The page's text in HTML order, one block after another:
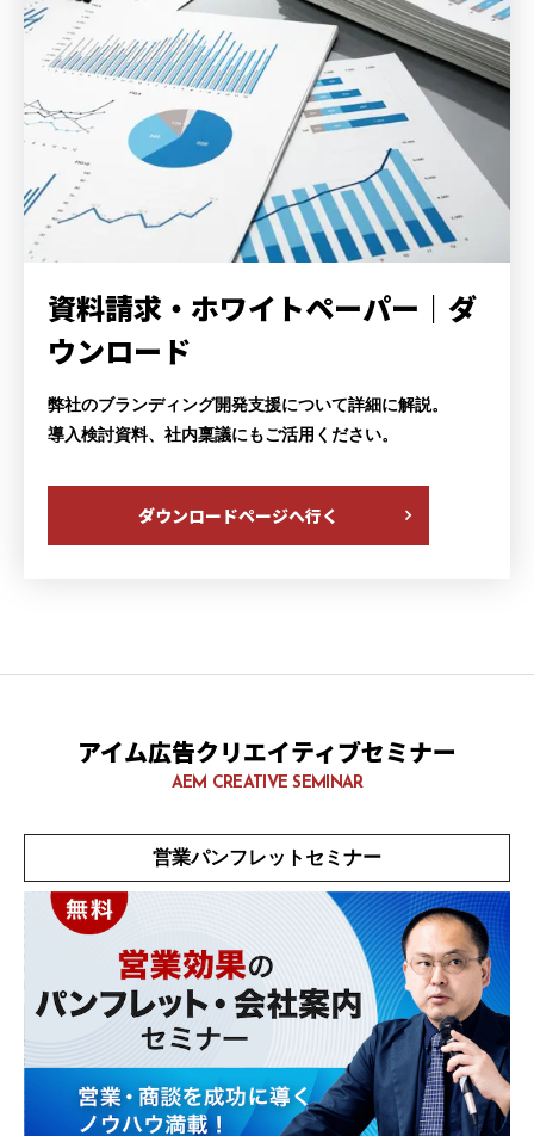
資料請求・ホワイトペーパー｜ ダ
ウンロード
弊社のブランディング開発支援について詳細に解説。
導入検討資料、社内稟議にもご活用ください。
ダウンロードページへ行く
アイム広告クリエイティブセミナー
AEM CREATIVE SEMINAR
営業パンフレットセミナー